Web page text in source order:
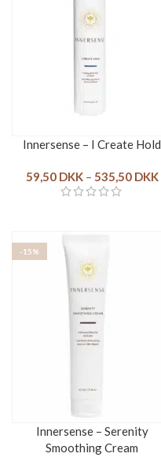
Innersense – I Create Hold
59,50 DKK – 535,50 DKK
-15%
Innersense – Serenity
Smoothing Cream